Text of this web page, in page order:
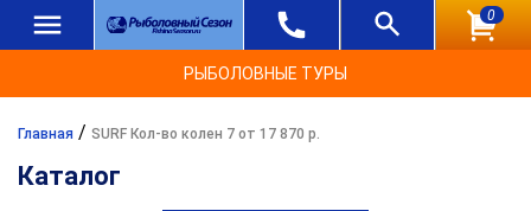
0
РЫБОЛОВНЫЕ ТУРЫ
Главная / SURF Кол-во колен 7 от 17 870 р.
Каталог